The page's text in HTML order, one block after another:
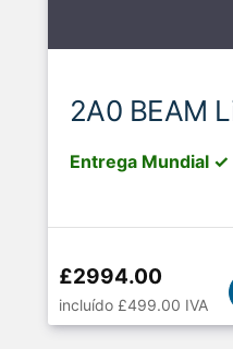
2A0 BEAM
Entrega Mundial ✓
£2994.00
incluído £499.00 IVA